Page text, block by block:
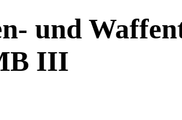
und
III